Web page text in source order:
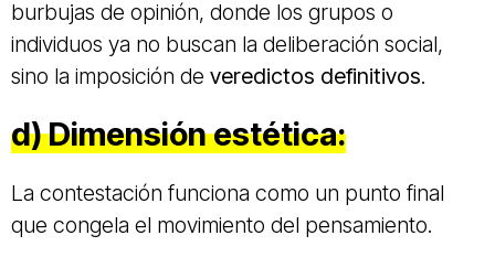
burbujas de opinión, donde los grupos o
individuos ya no buscan la deliberación social,
sino la imposición de veredictos definitivos.
d)Dimensión estética:
La contestación funciona como un punto final
que congela el movimiento del pensamiento.